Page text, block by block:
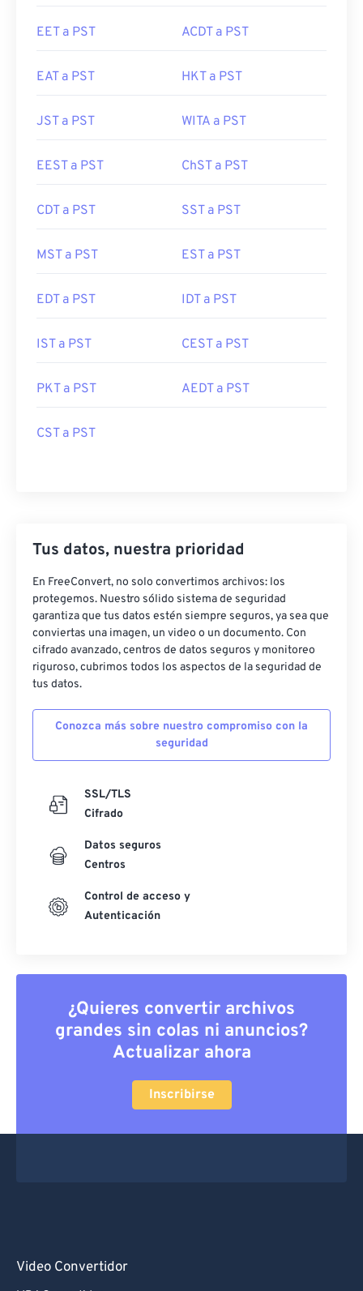
EET a PST ACDT a PST
EAT a PST HKT a PST
JST a PST WITA a PST
EEST a PST ChST a PST
CDT a PST SST a PST
MST a PST EST a PST
EDT a PST IDT a PST
IST a PST CEST a PST
PKT a PST AEDT a PST
CST a PST
Tus datos, nuestra prioridad
En FreeConvert, no solo convertimos archivos: los
protegemos. Nuestro sólido sistema de seguridad
garantiza que tus datos estén siempre seguros, ya sea que
conviertas una imagen, un video o un documento. Con
cifrado avanzado, centros de datos seguros y monitoreo
riguroso, cubrimos todos los aspectos de la seguridad de
tus datos.
Conozca más sobre nuestro compromiso con la
seguridad
SSL/TLS
Cifrado
Datos seguros
Centros
Control de acceso y
Autenticación
¿Quieres convertir archivos
grandes sin colas ni anuncios?
Actualizar ahora
Inscribirse
Video Convertidor